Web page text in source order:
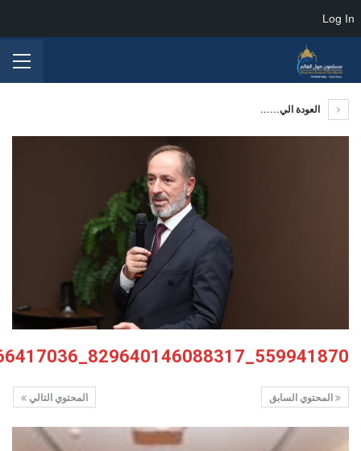
العودة الي......
559941870_829640146088317_8591320651866417036_n
المحتوي التالي المحتوي السابق
Log In